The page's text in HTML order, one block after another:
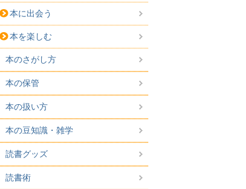
本に出会う
本を楽しむ
本のさがし方
本の保管
本の扱い方
本の豆知識・雑学
読書グッズ
読書術